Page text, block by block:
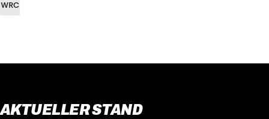
WRC
AKTUELLER STAND